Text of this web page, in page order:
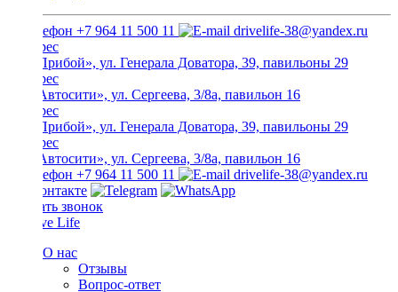
+7 964 11 500 11 drivelife-38@yandex.ru
ТЦ «Прибой», ул. Генерала Доватора, 39, павильоны 29
ТЦ «Автосити», ул. Сергеева, 3/8а, павильон 16
ТЦ «Прибой», ул. Генерала Доватора, 39, павильоны 29
ТЦ «Автосити», ул. Сергеева, 3/8а, павильон 16
+7 964 11 500 11
drivelife-38@yandex.ru
Заказать звонок
О нас
Отзывы
Вопрос-ответ